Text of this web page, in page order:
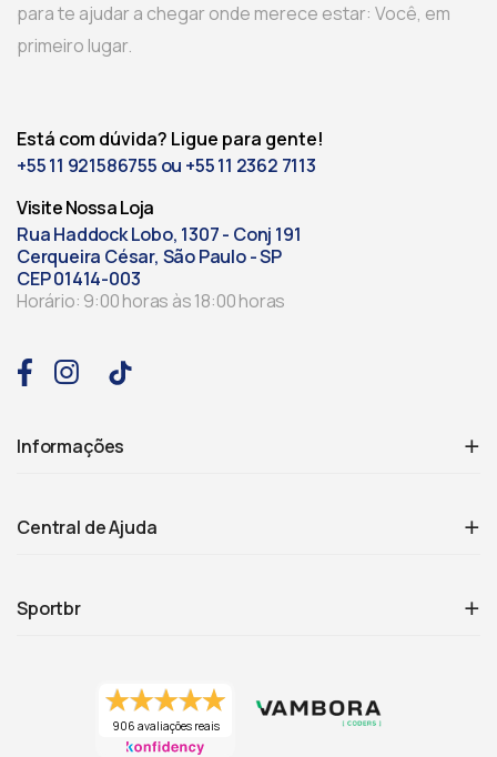
para te ajudar a chegar onde merece estar: Você, em
primeiro lugar.
Está com dúvida? Ligue para gente!
+55 11 921586755 ou +55 11 2362 7113
Visite Nossa Loja
Rua Haddock Lobo, 1307 - Conj 191
Cerqueira César, São Paulo - SP
CEP 01414-003
Horário: 9:00 horas às 18:00 horas
Informações
Central de Ajuda
Sportbr
906 avaliações reais